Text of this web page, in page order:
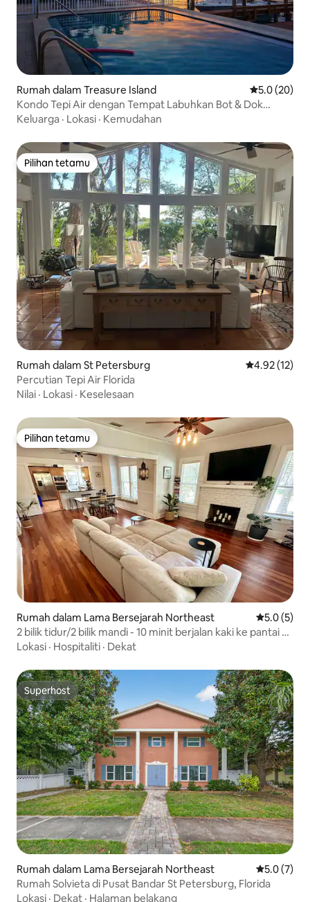
Rumah dalam Treasure Island Penarafan
5.0 (20)
Kondo Tepi Air dengan Tempat Labuhkan Bot & Dok
Memancing
Keluarga · Lokasi · Kemudahan
Pilihan tetamu
Pilihan tetamu
Rumah dalam St Petersburg Penarafan
4.92 (12)
Percutian Tepi Air Florida
Nilai · Lokasi · Keselesaan
Pilihan tetamu
Pilihan tetamu
Rumah dalam Lama Bersejarah Northeast Penarafan
5.0 (5)
2 bilik tidur/2 bilik mandi - 10 minit berjalan kaki ke pantai &
pusat bandar!
Lokasi · Hospitaliti · Dekat
Superhost
Superhost
Rumah dalam Lama Bersejarah Northeast Penarafan
5.0 (7)
Rumah Solvieta di Pusat Bandar St Petersburg, Florida
Lokasi · Dekat · Halaman belakang